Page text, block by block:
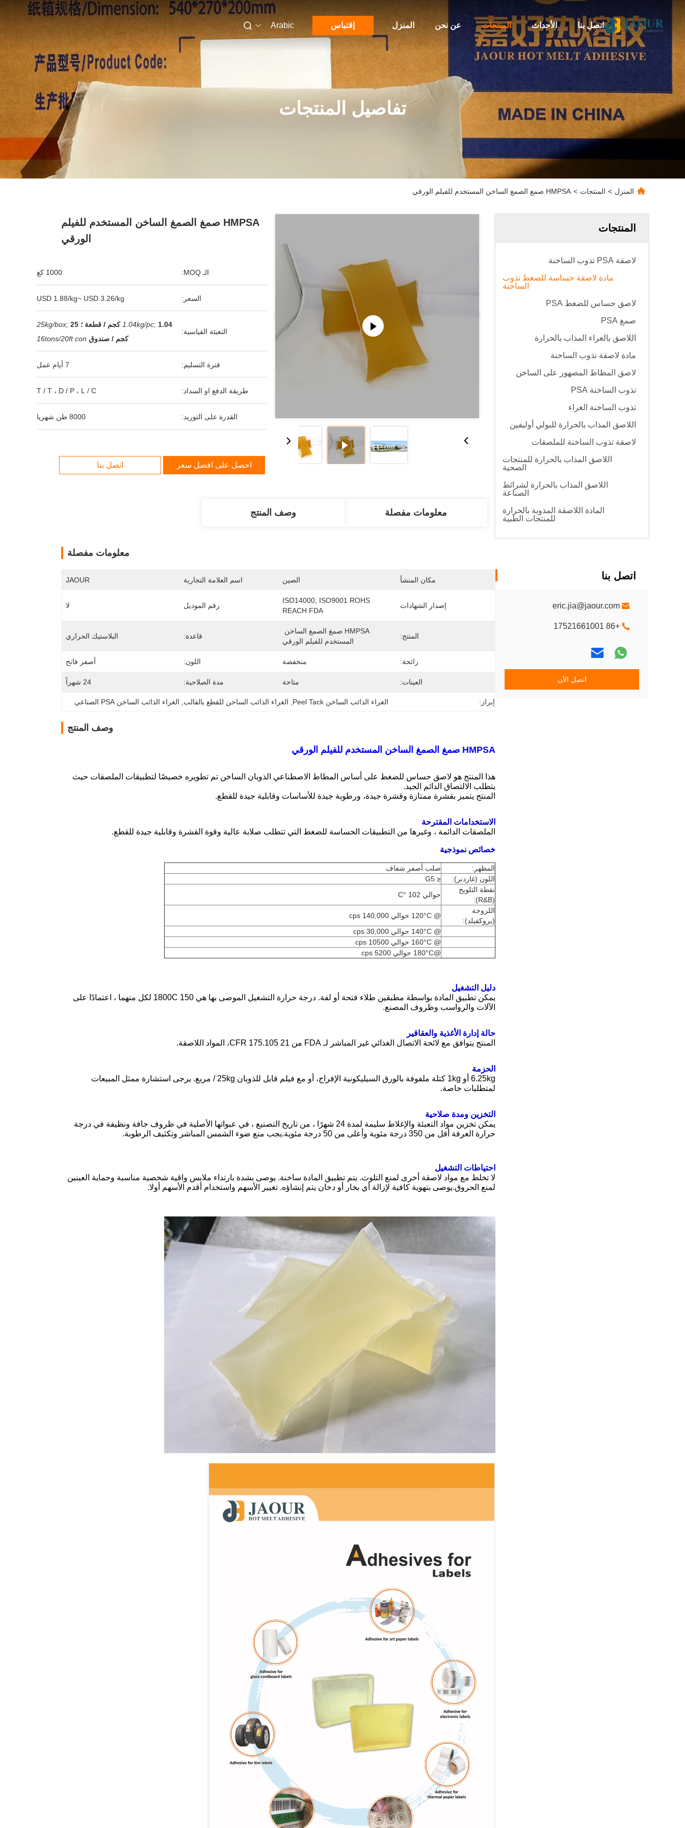
المنزل عن نحن المنتجات الأحداث اتصل بنا إقتباس Arabic
تفاصيل المنتجات
المنزل > المنتجات > HMPSA صمغ الصمغ الساخن المستخدم للفيلم الورقي
المنتجات
لاصقة PSA تذوب الساخنة
مادة لاصقة حساسة للضغط تذوب
الساخنة
لاصق حساس للضغط PSA
صمغ PSA
اللاصق بالغراء المذاب بالحرارة
مادة لاصقة تذوب الساخنة
لاصق المطاط المصهور على الساخن
تذوب الساخنة PSA
تذوب الساخنة الغراء
اللاصق المذاب بالحرارة للبولي أوليفين
لاصقة تذوب الساخنة للملصقات
اللاصق المذاب بالحرارة للمنتجات
الصحية
اللاصق المذاب بالحرارة لشرائط
الصناعة
المادة اللاصقة المذوبة بالحرارة
للمنتجات الطبية
اتصل بنا
eric.jia@jaour.com
+86 17521661001
اتصل الآن
HMPSA صمغ الصمغ الساخن المستخدم للفيلم
الورقي
الـ MOQ: 1000 كغ
السعر: USD 1.88/kg~ USD 3.26/kg
التعبئة القياسية:
1.04kg/pc; 1.04 كجم / قطعة ؛ 25kg/box; 25
كجم / صندوق 16tons/20ft con
فترة التسليم: 7 أيام عمل
طريقة الدفع او السداد: T / T ، D / P ، L / C
القدرة على التوريد: 8000 طن شهريا
احصل على افضل سعر اتصل بنا
معلومات مفصلة وصف المنتج
معلومات مفصلة
مكان المنشأ الصين اسم العلامة التجارية JAOUR
إصدار الشهادات
ISO14000, ISO9001 ROHS
REACH FDA
رقم الموديل لا
المنتج:
المستخدم للفيلم الورقي
قاعدة: البلاستيك الحراري
رائحة: منخفضة اللون: أصفر فاتح
العينات: متاحة مدة الصلاحية: 24 شهراً
إبراز: الغراء الذائب الساخن Peel Tack الغراء الذائب الساخن للقطع بالقالب الغراء الذائب الساخن PSA الصناعي
وصف المنتج
HMPSA صمغ الصمغ الساخن المستخدم للفيلم الورقي
هذا المنتج هو لاصق حساس للضغط على أساس المطاط الاصطناعي الذوبان الساخن تم تطويره خصيصًا لتطبيقات الملصقات حيث
يتطلب الالتصاق الدائم الجيد.
المنتج يتميز بقشرة ممتازة وقشرة جيدة، ورطوبة جيدة للأساسات وقابلية جيدة للقطع.
الاستخدامات المقترحة
الملصقات الدائمة ، وغيرها من التطبيقات الحساسة للضغط التي تتطلب صلابة عالية وقوة القشرة وقابلية جيدة للقطع.
خصائص نموذجية
المظهر:
صلب أصفر شفاف
اللون (غاردنر):
≤ G5
نقطة التلويح
(R&B):
حوالي 102 °C
اللزوجة
(بروكفيلد):
@ 120°C حوالي 140,000 cps
@ 140°C حوالي 30,000 cps
@ 160°C حوالي 10500 cps
@180°C حوالي 5200 cps
دليل التشغيل
يمكن تطبيق المادة بواسطة مطبقين طلاء فتحة أو لفة. درجة حرارة التشغيل الموصى بها هي 150 1800C لكل منهما ، اعتمادًا على
الآلات والرواسب وظروف المصنع.
حالة إدارة الأغذية والعقاقير
المنتج يتوافق مع لائحة الاتصال الغذائي غير المباشر لـ FDA من 21 CFR 175.105، ‬المواد اللاصقة‬.
الحزمة
6.25kg أو 1kg كتلة ملفوفة بالورق السيليكونية الإفراج، أو مع فيلم قابل للذوبان 25kg / مربع. يرجى استشارة ممثل المبيعات
لمتطلبات خاصة.
التخزين ومدة صلاحية
يمكن تخزين مواد التعبئة والإغلاط سليمة لمدة 24 شهرًا ، من تاريخ التصنيع ، في عبواتها الأصلية في ظروف جافة ونظيفة في درجة
حرارة الغرفة أقل من 350 درجة مئوية وأعلى من 50 درجة مئوية.يجب منع ضوء الشمس المباشر وتكثيف الرطوبة.
احتياطات التشغيل
لا تخلط مع مواد لاصقة أخرى لمنع التلوث. يتم تطبيق المادة ساخنة. يوصى بشدة بارتداء ملابس واقية شخصية مناسبة وحماية العينين
لمنع الحروق.يوصى بتهوية كافية لإزالة أي بخار أو دخان يتم إنشاؤه. تغيير الأسهم واستخدام أقدم الأسهم أولا.